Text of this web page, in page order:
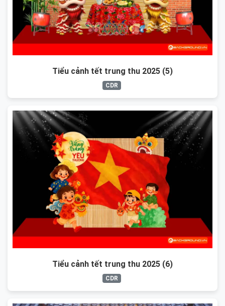
Tiểu cảnh tết trung thu 2025 (5)
CDR
Tiểu cảnh tết trung thu 2025 (6)
CDR